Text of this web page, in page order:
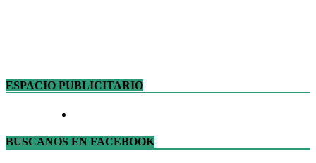
ESPACIO PUBLICITARIO
BUSCANOS EN FACEBOOK